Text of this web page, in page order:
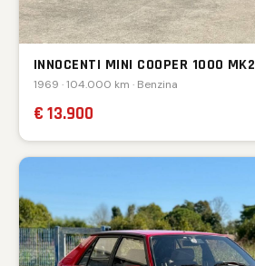
INNOCENTI MINI COOPER 1000 MK2
1969 · 104.000 km · Benzina
€ 13.900